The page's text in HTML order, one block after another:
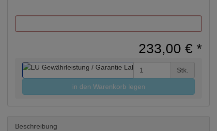
233,00 € *
Stk.
in den Warenkorb legen
Beschreibung